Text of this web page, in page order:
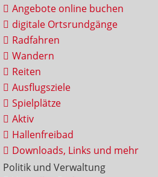
Angebote online buchen
digitale Ortsrundgänge
Radfahren
Wandern
Reiten
Ausflugsziele
Spielplätze
Aktiv
Hallenfreibad
Downloads, Links und mehr
Politik und Verwaltung